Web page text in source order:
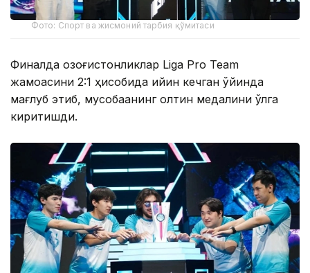
Фото: Спорт ва жисмоний тарбия қўмитаси
Финалда қозоғистонликлар Liga Pro Team
жамоасини 2:1 ҳисобида қийин кечган ўйинда
мағлуб этиб, мусобақанинг олтин медалини қўлга
киритишди.